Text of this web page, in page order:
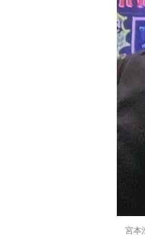
宮本